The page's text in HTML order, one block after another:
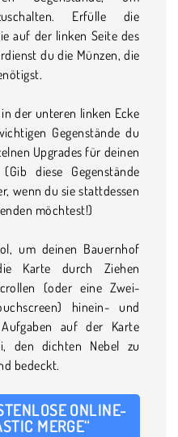
Erfülle die
auf der linken Seite des
du die Münzen, die
der unteren linken Ecke
Gegenstände du
Upgrades für deinen
diese Gegenstände
wenn du sie stattdessen
möchtest!)
um deinen Bauernhof
Karte durch Ziehen
(oder eine Zwei-
hinein- und
auf der Karte
den dichten Nebel zu
bedeckt.
ONLINE-
MERGE“